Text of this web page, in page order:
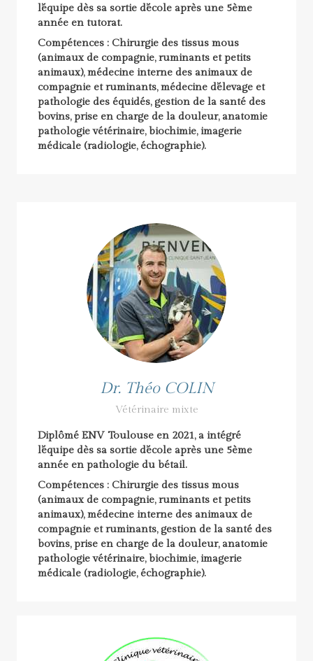
l’équipe dès sa sortie d’école après une 5ème
année en tutorat.
Compétences : Chirurgie des tissus mous
(animaux de compagnie, ruminants et petits
animaux), médecine interne des animaux de
compagnie et ruminants, médecine d’élevage et
pathologie des équidés, gestion de la santé des
bovins, prise en charge de la douleur, anatomie
pathologie vétérinaire, biochimie, imagerie
médicale (radiologie, échographie).
Dr. Théo COLIN
Vétérinaire mixte
Diplômé ENV Toulouse en 2021, a intégré
l’équipe dès sa sortie d’école après une 5ème
année en pathologie du bétail.
Compétences : Chirurgie des tissus mous
(animaux de compagnie, ruminants et petits
animaux), médecine interne des animaux de
compagnie et ruminants, gestion de la santé des
bovins, prise en charge de la douleur, anatomie
pathologie vétérinaire, biochimie, imagerie
médicale (radiologie, échographie).